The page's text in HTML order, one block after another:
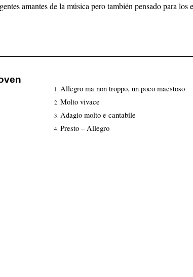
amantes de la música pero también pensado para los
Allegro ma non troppo, un poco maestoso
Molto vivace
Adagio molto e cantabile
Presto – Allegro